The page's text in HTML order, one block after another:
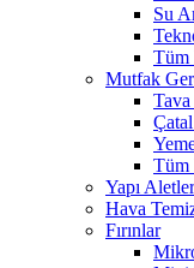
Su
Tüm
Mutfak
Tüm
Yapı
Hava
Fırınlar